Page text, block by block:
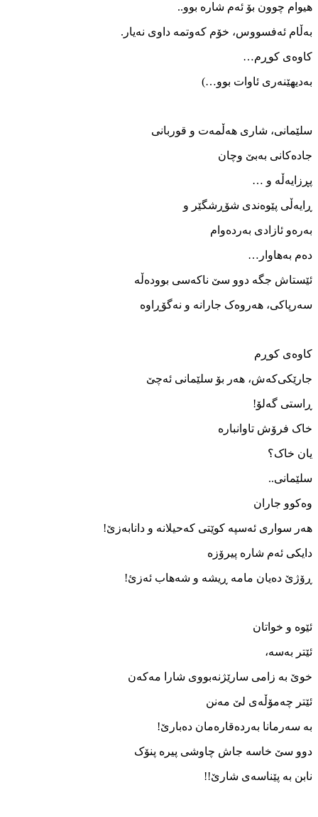
ھیوام چوون بۆ ئەم شارە بوو..
بەڵام ئەفسووس، خۆم کەوتمە داوی نەیار.
کاوەی کوڕم…
بەدیھێنەری ئاوات بوو…)
سلێمانی، شاری ھەڵمەت و قوربانی
جادەکانی بەبێ وچان
پڕزایەڵە و …
ڕایەڵی پێوەندی شۆڕشگێر و
بەرەو ئازادی بەردەوام
دەم بەھاوار…
ئێستاش جگە دوو سێ ناکەسی بوودەڵە
سەرپاکی، ھەروەک جارانە و نەگۆڕاوە
کاوەی کوڕم
جارێکی‌کەش، ھەر بۆ سلێمانی ئەچێ
ڕاستی گەلۆ!
خاک فرۆش تاوانبارە
یان خاک؟
سلێمانی..
وەکوو جاران
ھەر سواری ئەسپە کوێتی که‌حیلانه و دانابەزێ!
دایکی ئەم شارە پیرۆزە
ڕۆژێ دەیان مامە ڕیشە و شەھاب ئەزئ!
ئێوە و خواتان
ئێتر بەسە،
خوێ بە زامی سارێژنەبووی شارا مەکەن
ئێتر چەمۆڵەی لێ مەنن
بە سەرمانا بەردەقارەمان دەبارێ!
دوو سێ خاسە جاش چاوشی پیرە پنۆک
نابن بە پێناسەی شارێ!!